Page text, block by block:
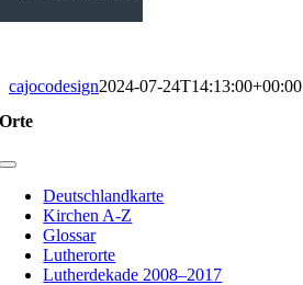
cajocodesign2024-07-24T14:13:00+00:00
Orte
Toggle
NavigationDeutschlandkarte
Kirchen A-Z
Glossar
Lutherorte
Lutherdekade 2008–2017